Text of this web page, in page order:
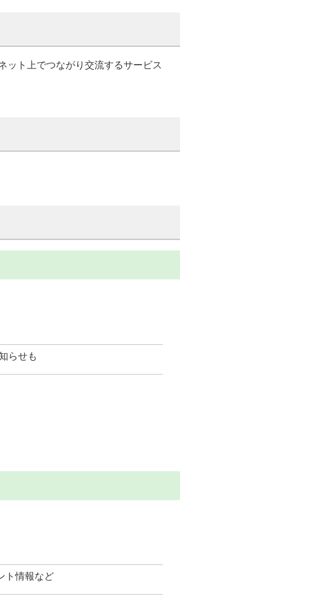
ット上でつながり交流するサービス
らせも
ト情報など